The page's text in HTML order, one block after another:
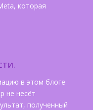
которая
в этом блоге
не несёт
полученный